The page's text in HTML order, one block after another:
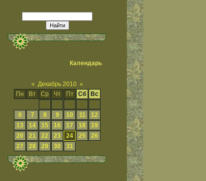
Календарь
« Декабрь 2010 »
Пн
Вт Ср Чт Пт Сб
Вс
1
2 3 4
5
6
7 8 9 10 11
12
13
14 15 16 17 18
19
20
21 22 23 24 25
26
27
28 29 30 31